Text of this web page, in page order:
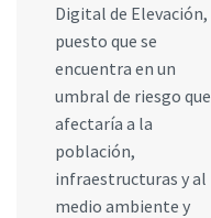
Digital de Elevación,
puesto que se
encuentra en un
umbral de riesgo que
afectaría a la
población,
infraestructuras y al
medio ambiente y